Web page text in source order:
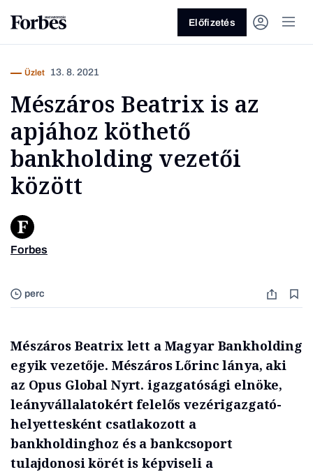
Vagy fedezze fel a következő
Előfizetés
perc
Üzlet 13. 8. 2021
Mészáros Beatrix is az
apjához köthető
bankholding vezetői
között
Forbes
Mészáros Beatrix lett a Magyar Bankholding
egyik vezetője. Mészáros Lőrinc lánya, aki
az Opus Global Nyrt. igazgatósági elnöke,
leányvállalatokért felelős vezérigazgató-
helyettesként csatlakozott a
bankholdinghoz és a bankcsoport
tulajdonosi körét is képviseli a